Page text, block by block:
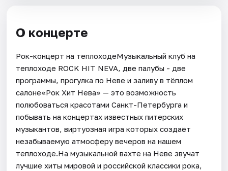
О концерте
Рок-концерт нa теплоходeМузыкальный клуб на
теплоходе ROCK HIT NEVA, две палубы - две
программы, прогулка по Неве и заливу в тёплом
салоне«Рок Хит Нева» — это возможность
полюбоваться красотами Санкт-Петербурга и
побывать на концертах известных питерских
музыкантов, виртуозная игра которых создаёт
незабываемую атмосферу вечеров на нашем
теплоходе.На музыкальной вахте на Неве звучат
лучшие хиты мировой и российской классики рока,